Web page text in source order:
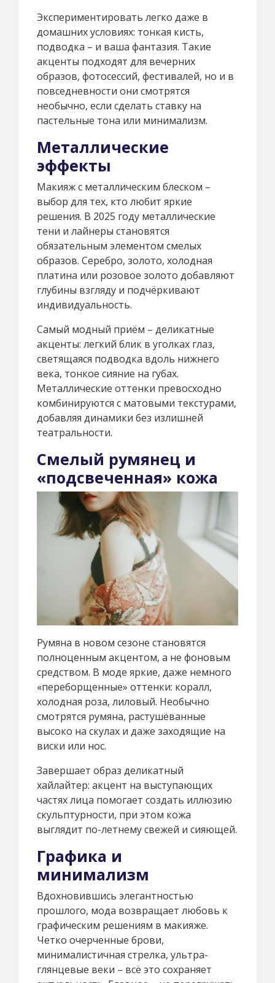
Экспериментировать легко даже в
домашних условиях: тонкая кисть,
подводка – и ваша фантазия. Такие
акценты подходят для вечерних
образов, фотосессий, фестивалей, но и в
повседневности они смотрятся
необычно, если сделать ставку на
пастельные тона или минимализм.
Металлические
эффекты
Макияж с металлическим блеском –
выбор для тех, кто любит яркие
решения. В 2025 году металлические
тени и лайнеры становятся
обязательным элементом смелых
образов. Серебро, золото, холодная
платина или розовое золото добавляют
глубины взгляду и подчёркивают
индивидуальность.
Самый модный приём – деликатные
акценты: легкий блик в уголках глаз,
светящаяся подводка вдоль нижнего
века, тонкое сияние на губах.
Металлические оттенки превосходно
комбинируются с матовыми текстурами,
добавляя динамики без излишней
театральности.
Смелый румянец и
«подсвеченная» кожа
Румяна в новом сезоне становятся
полноценным акцентом, а не фоновым
средством. В моде яркие, даже немного
«переборщенные» оттенки: коралл,
холодная роза, лиловый. Необычно
смотрятся румяна, растушёванные
высоко на скулах и даже заходящие на
виски или нос.
Завершает образ деликатный
хайлайтер: акцент на выступающих
частях лица помогает создать иллюзию
скульптурности, при этом кожа
выглядит по-летнему свежей и сияющей.
Графика и
минимализм
Вдохновившись элегантностью
прошлого, мода возвращает любовь к
графическим решениям в макияже.
Четко очерченные брови,
минималистичная стрелка, ультра-
глянцевые веки – всё это сохраняет